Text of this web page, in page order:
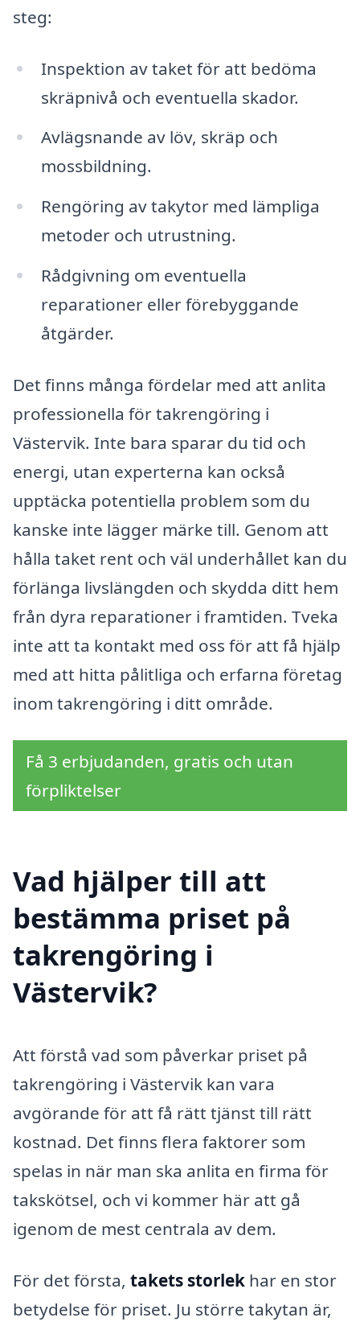
steg:
Inspektion av taket för att bedöma
skräpnivå och eventuella skador.
Avlägsnande av löv, skräp och
mossbildning.
Rengöring av takytor med lämpliga
metoder och utrustning.
Rådgivning om eventuella
reparationer eller förebyggande
åtgärder.
Det finns många fördelar med att anlita
professionella för takrengöring i
Västervik. Inte bara sparar du tid och
energi, utan experterna kan också
upptäcka potentiella problem som du
kanske inte lägger märke till. Genom att
hålla taket rent och väl underhållet kan du
förlänga livslängden och skydda ditt hem
från dyra reparationer i framtiden. Tveka
inte att ta kontakt med oss för att få hjälp
med att hitta pålitliga och erfarna företag
inom takrengöring i ditt område.
Få 3 erbjudanden, gratis och utan
förpliktelser
Vad hjälper till att
bestämma priset på
takrengöring i
Västervik?
Att förstå vad som påverkar priset på
takrengöring i Västervik kan vara
avgörande för att få rätt tjänst till rätt
kostnad. Det finns flera faktorer som
spelas in när man ska anlita en firma för
takskötsel, och vi kommer här att gå
igenom de mest centrala av dem.
För det första, takets storlek har en stor
betydelse för priset. Ju större takytan är,